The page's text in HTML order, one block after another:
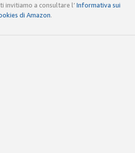
invitiamo a consultare l’Informativa sui
di Amazon.